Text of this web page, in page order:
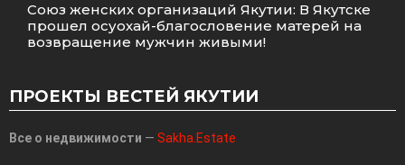
Союз женских организаций Якутии: В Якутске
прошел осуохай-благословение матерей на
возвращение мужчин живыми!
ПРОЕКТЫ ВЕСТЕЙ ЯКУТИИ
Все о недвижимости — Sakha.Estate